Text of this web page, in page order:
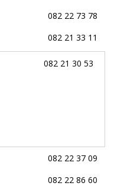
082 22 73 78
082 21 33 11
082 21 30 53
082 22 37 09
082 22 86 60